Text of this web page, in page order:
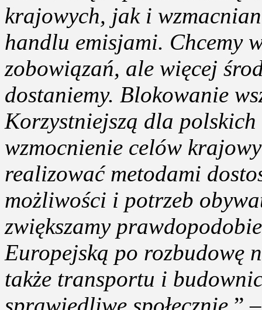
krajowych, jak i
handlu emisjami. Chcemy
zobowiązań, ale więcej
dostaniemy. Blokowanie
Korzystniejszą dla
wzmocnienie celów
realizować metodami
możliwości i potrzeb
zwiększamy
Europejską po rozbudowę
także transportu i
sprawiedliwe społecznie. ”